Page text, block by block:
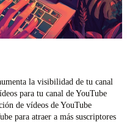
la visibilidad de tu canal
para tu canal de YouTube
de vídeos de YouTube
para atraer a más suscriptores